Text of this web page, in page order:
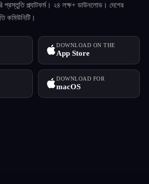
প্রস্তুতি প্ল্যাটফর্ম। ২৪ লক্ষ+ ডাউনলোড। দেশের
কমিউনিটি।
DOWNLOAD ON THE
App Store
DOWNLOAD FOR
macOS